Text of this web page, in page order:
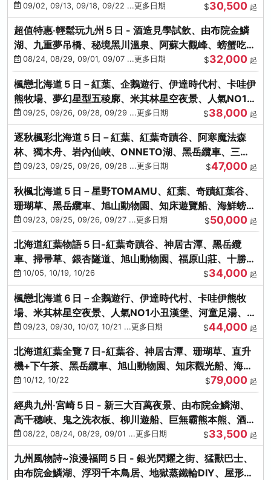
城、熊本AEON
09/02, 09/13, 09/18, 09/22 ...更多日期 $30,500 起
超值特惠‧輕鬆玩九州５日 - 酒造見學試飲、由布院金鱗
湖、九重夢吊橋、秘境黑川溫泉、阿蘇大觀峰、螃蟹吃到
飽08/24, 08/29, 09/01, 09/07 ...更多日期 $32,000 起
楓戀北海道５日－紅葉、企鵝遊行、伊達時代村、卡哇伊
熊牧場、夢幻星型五稜廓、米其林星空夜景、人氣NO1小
丑漢堡、洞爺花火
09/25, 09/26, 09/28, 09/29 ...更多日期 $38,000 起
逐秋楓彩北海道５日－紅葉、紅葉奇蹟谷、阿寒魔法森
林、獨木舟、岩內仙峽、ONNETO湖、黑岳纜車、三國
峠、豐平峽、螃蟹溫泉
09/23, 09/25, 09/26, 09/28 ...更多日期 $47,000 起
秋楓北海道５日－星野TOMAMU、紅葉、奇蹟紅葉谷、
珊瑚草、黑岳纜車、旭山動物園、知床遊覽船、海鮮螃蟹
和牛吃到飽
09/23, 09/25, 09/26, 09/27 ...更多日期 $50,000 起
北海道紅葉物語５日-紅葉奇蹟谷、神居古潭、黑岳纜
車、掃帚草、銀杏隧道、旭山動物園、福原山莊、十勝牧
場、冰的美術館
10/05, 10/19, 10/26 $34,000 起
楓戀北海道６日－企鵝遊行、伊達時代村、卡哇伊熊牧
場、米其林星空夜景、人氣NO1小丑漢堡、河童足湯、奇
幻燈遊步道、洞爺花火
09/23, 09/30, 10/07, 10/21 ...更多日期 $44,000 起
北海道紅葉全覽７日-紅葉谷、神居古潭、珊瑚草、直升
機+下午茶、黑岳纜車、旭山動物園、知床觀光船、海膽
涮涮鍋(不進免稅店)
10/12, 10/22 $79,000 起
經典九州‧宮崎５日 - 新三大百萬夜景、由布院金鱗湖、
高千穗峽、鬼之洗衣板、柳川遊船、巨無霸熊本熊、酒造
見學試飲
08/22, 08/24, 08/29, 09/01 ...更多日期 $33,500 起
九州風物詩~浪漫福岡５日 - 銀光閃耀之街、猛獸巴士、
由布院金鱗湖、浮羽千本鳥居、地獄蒸鐵輪DIY、屋形船